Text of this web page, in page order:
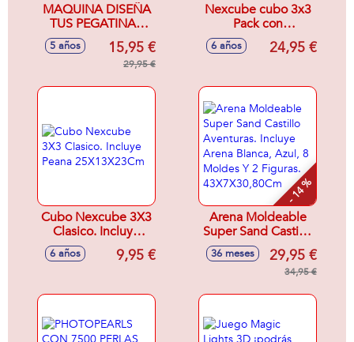
MAQUINA DISEÑA
TUS PEGATINAS
PAW PATROL
5 años 15,95 €
29,95 €
Nexcube cubo 3x3
Pack con
cronometro, en que
tiempo resolverás
6 años 24,95 €
Cubo Nexcube 3X3
Clasico. Incluye
Peana
25X13X23Cm
6 años 9,95 €
- 14 %
Arena Moldeable
Super Sand Castillo
Aventuras. Incluye
Arena Blanca, Azul,
8 Moldes Y 2
36 meses 29,95 €
34,95 €